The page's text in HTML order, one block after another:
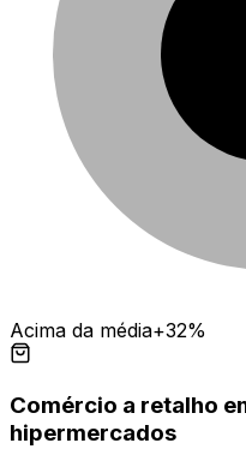
Acima da média+32%
Comércio a retalho
hipermercados